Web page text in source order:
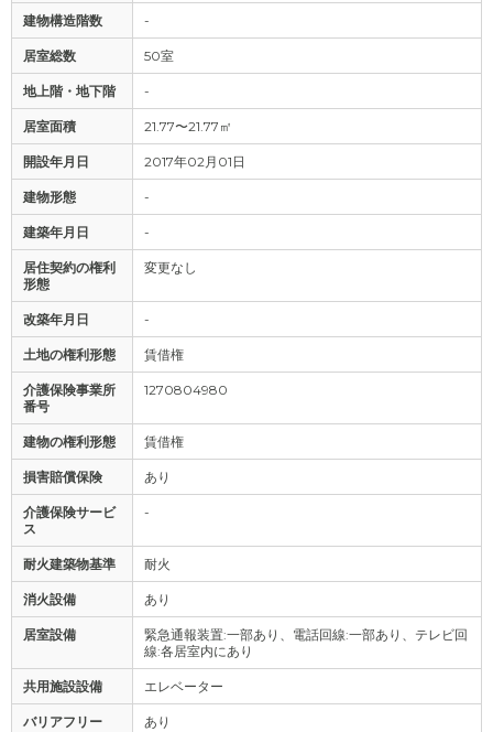
建物構造階数 -
居室総数 50室
地上階・地下階 -
居室面積 21.77〜21.77㎡
開設年月日 2017年02月01日
建物形態 -
建築年月日 -
居住契約の権利
形態
変更なし
改築年月日 -
土地の権利形態 賃借権
介護保険事業所
番号
1270804980
建物の権利形態 賃借権
損害賠償保険 あり
介護保険サービ
ス
-
耐火建築物基準 耐火
消火設備 あり
居室設備
緊急通報装置:一部あり、電話回線:一部あり、テレビ回
線:各居室内にあり
共用施設設備 エレベーター
バリアフリー あり